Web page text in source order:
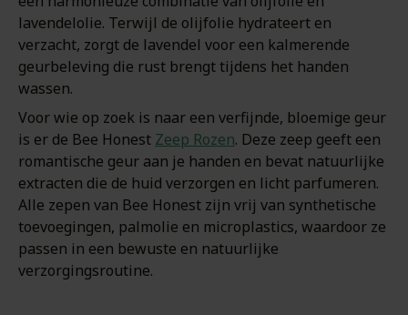
lavendelolie. Terwijl de olijfolie hydrateert en
verzacht, zorgt de lavendel voor een kalmerende
geurbeleving die rust brengt tijdens het handen
wassen.
Voor wie op zoek is naar een verfijnde, bloemige geur
is er de Bee Honest Zeep Rozen. Deze zeep geeft een
romantische geur aan je handen en bevat natuurlijke
extracten die de huid verzorgen en licht parfumeren.
Alle zepen van Bee Honest zijn vrij van synthetische
toevoegingen, palmolie en microplastics, waardoor ze
passen in een bewuste en natuurlijke
verzorgingsroutine.